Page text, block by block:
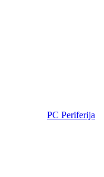
PC Periferija